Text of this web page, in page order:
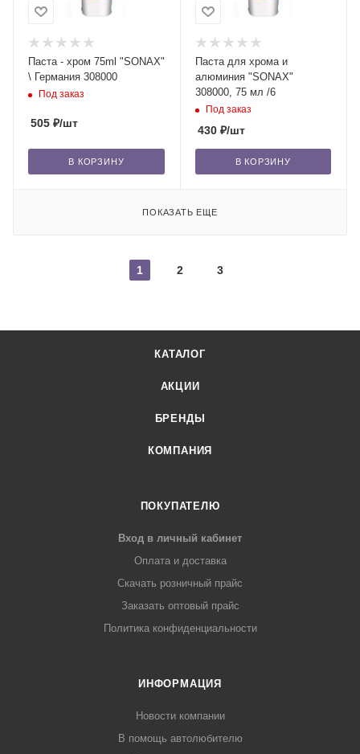
Паста - хром 75ml "SONAX"
\ Германия 308000
Под заказ
505 ₽/шт
В КОРЗИНУ
Паста для хрома и
алюминия "SONAX"
308000, 75 мл /6
Под заказ
430₽/шт
В КОРЗИНУ
ПОКАЗАТЬ ЕЩЕ
1 2 3
КАТАЛОГ
АКЦИИ
БРЕНДЫ
КОМПАНИЯ
ПОКУПАТЕЛЮ
Вход в личный кабинет
Оплата и доставка
Скачать розничный прайс
Заказать оптовый прайс
Политика конфиденциальности
ИНФОРМАЦИЯ
Новости компании
В помощь автолюбителю